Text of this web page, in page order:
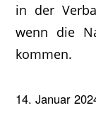
in der
wenn die
kommen.
14. Januar